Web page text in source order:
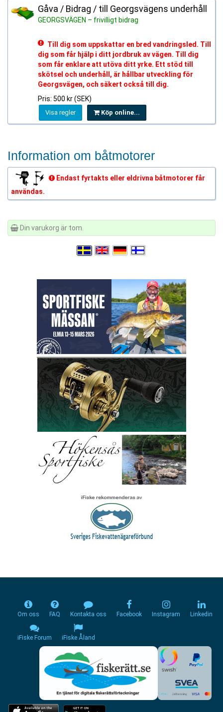
Gåva / Bidrag / till Georgsvägens underhåll
GEORGSVÄGEN – frivilligt bidrag
Till dig som uppskattar en bred vandringsled. Till
dig som får hjälp i ditt jordbruk av vägen. Till dig
som får enklare att utöva ditt yrke. Ett stöd till
skötsel och underhåll, är hållbar utveckling för
Georgsvägen, och säkert också till dig.
Pris: 500 kr (SEK)
Visa regler Köp online...
Information om båtmotorer
Endast fyrtakts eller eldrivna båtmotorer får
användas.
Din varukorg är tom.
Om oss FAQ Kontakta oss Facebook Instagram Linkedin
iFiske Forum iFiske Åland